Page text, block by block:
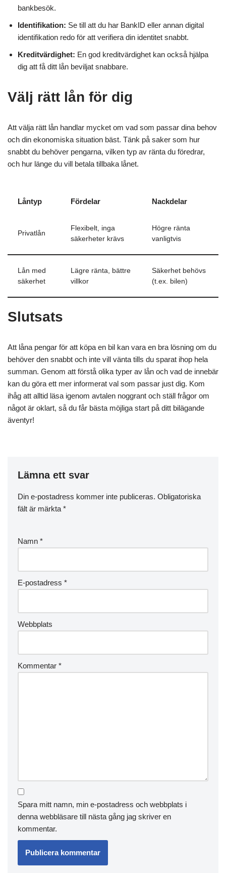
bankbesök.
Identifikation: Se till att du har BankID eller annan digital
identifikation redo för att verifiera din identitet snabbt.
Kreditvärdighet: En god kreditvärdighet kan också hjälpa
dig att få ditt lån beviljat snabbare.
Välj rätt lån för dig
Att välja rätt lån handlar mycket om vad som passar dina behov
och din ekonomiska situation bäst. Tänk på saker som hur
snabbt du behöver pengarna, vilken typ av ränta du föredrar,
och hur länge du vill betala tillbaka lånet.
Låntyp Fördelar Nackdelar
Privatlån
Flexibelt, inga
säkerheter krävs
Högre ränta
vanligtvis
Lån med
säkerhet
Lägre ränta, bättre
villkor
Säkerhet behövs
(t.ex. bilen)
Slutsats
Att låna pengar för att köpa en bil kan vara en bra lösning om du
behöver den snabbt och inte vill vänta tills du sparat ihop hela
summan. Genom att förstå olika typer av lån och vad de innebär
kan du göra ett mer informerat val som passar just dig. Kom
ihåg att alltid läsa igenom avtalen noggrant och ställ frågor om
något är oklart, så du får bästa möjliga start på ditt bilägande
äventyr!
Lämna ett svar
Din e-postadress kommer inte publiceras. Obligatoriska
fält är märkta *
Namn *
E-postadress *
Webbplats
Kommentar *
Spara mitt namn, min e-postadress och webbplats i
denna webbläsare till nästa gång jag skriver en
kommentar.